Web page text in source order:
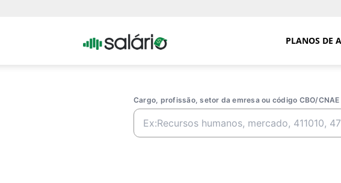
Portal PLANOS DE
Cargo, profissão, setor da emresa ou código CBO/CNAE